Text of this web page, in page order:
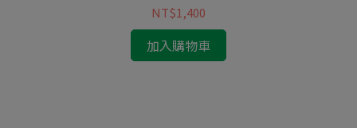
NT$1,400
加入購物車